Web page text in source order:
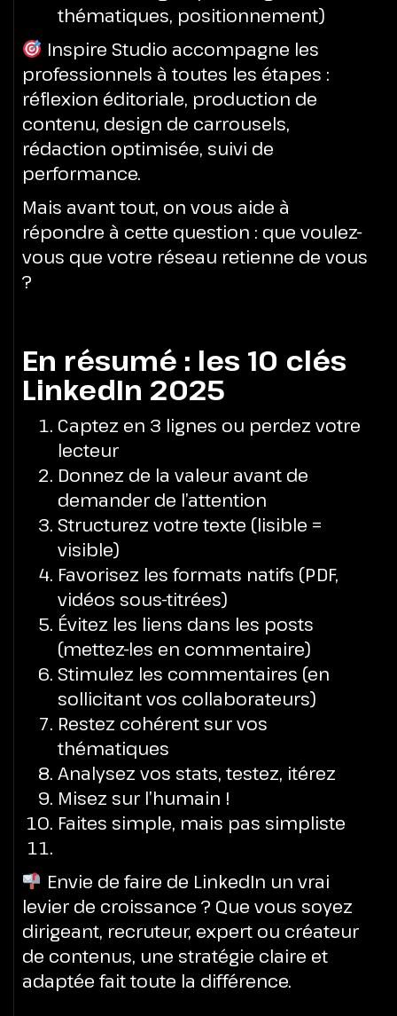
thématiques, positionnement)
Inspire Studio accompagne les
professionnels à toutes les étapes :
réflexion éditoriale, production de
contenu, design de carrousels,
rédaction optimisée, suivi de
performance.
Mais avant tout, on vous aide à
répondre à cette question : que voulez-
vous que votre réseau retienne de vous
?
En résumé : les 10 clés
LinkedIn 2025
Captez en 3 lignes ou perdez votre
lecteur
Donnez de la valeur avant de
demander de l’attention
Structurez votre texte (lisible =
visible)
Favorisez les formats natifs (PDF,
vidéos sous-titrées)
Évitez les liens dans les posts
(mettez-les en commentaire)
Stimulez les commentaires (en
sollicitant vos collaborateurs)
Restez cohérent sur vos
thématiques
Analysez vos stats, testez, itérez
Misez sur l’humain !
Faites simple, mais pas simpliste
Envie de faire de LinkedIn un vrai
levier de croissance ? Que vous soyez
dirigeant, recruteur, expert ou créateur
de contenus, une stratégie claire et
adaptée fait toute la différence.